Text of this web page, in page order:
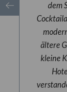
dem
ältere
kleine